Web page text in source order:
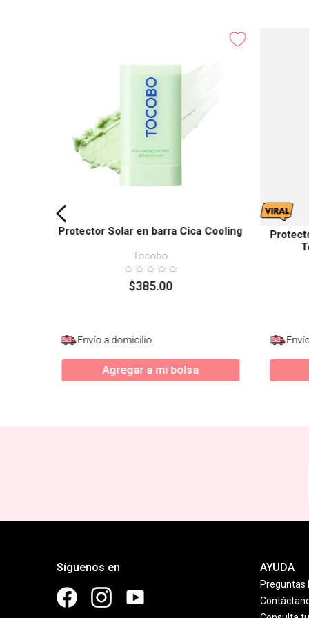
Protector Solar en barra Cica Cooling
Tocobo
$385.00
Envío a domicilio
Agregar a mi bolsa
Síguenos en AYUDA
Preguntas